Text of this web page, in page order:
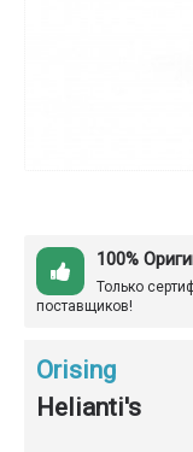
100%
Только
поставщиков!
Orising
Helianti's